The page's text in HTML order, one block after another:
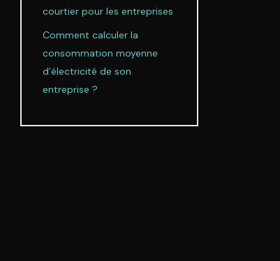
courtier pour les entreprises
Comment calculer la
consommation moyenne
d’électricité de son
entreprise ?